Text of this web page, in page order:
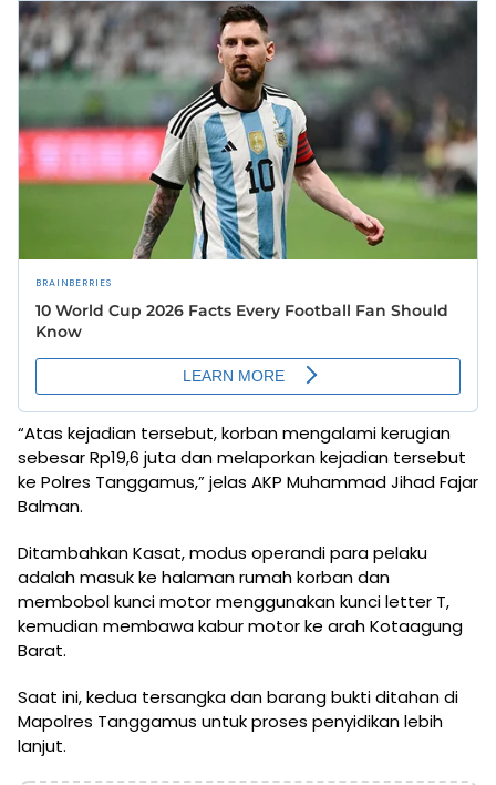
“Atas kejadian tersebut, korban mengalami kerugian
sebesar Rp19,6 juta dan melaporkan kejadian tersebut
ke Polres Tanggamus,” jelas AKP Muhammad Jihad Fajar
Balman.
Ditambahkan Kasat, modus operandi para pelaku
adalah masuk ke halaman rumah korban dan
membobol kunci motor menggunakan kunci letter T,
kemudian membawa kabur motor ke arah Kotaagung
Barat.
Saat ini, kedua tersangka dan barang bukti ditahan di
Mapolres Tanggamus untuk proses penyidikan lebih
lanjut.